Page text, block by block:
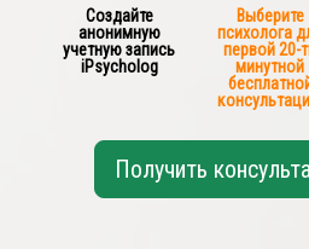
Создайте
анонимную
учетную запись
iPsycholog
Выберите
психолога
первой 20-
минутной
Получить